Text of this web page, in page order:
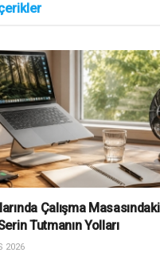
Çalışma
Tutmanın Yolları
2026